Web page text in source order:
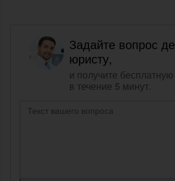
Задайте вопрос
юристу,
и получите
в течение 5 минут.